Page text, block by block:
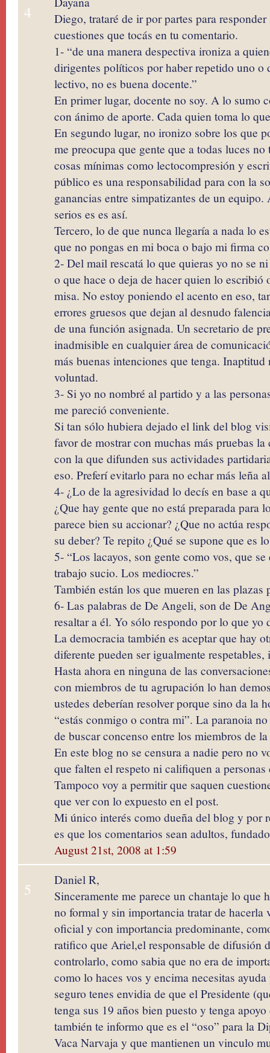
4
Diego, trataré de ir por partes para
cuestiones que tocás en tu comentario.
1- “de una manera despectiva ironiza a
dirigentes políticos por haber repetido uno o
lectivo, no es buena docente.”
En primer lugar, docente no soy. A lo sumo
con ánimo de aporte. Cada quien toma lo
En segundo lugar, no ironizo sobre los que
me preocupa que gente que a todas luces
cosas mínimas como lectocompresión y
público es una responsabilidad para con la
ganancias entre simpatizantes de un
serios es es así.
Tercero, lo de que nunca llegaría a nada lo
que no pongas en mi boca o bajo mi firma
2- Del mail rescatá lo que quieras yo no se
o que hace o deja de hacer quien lo
misa. No estoy poniendo el acento en eso,
errores gruesos que dejan al desnudo
de una función asignada. Un secretario de
inadmisible en cualquier área de
más buenas intenciones que tenga.
voluntad.
3- Si yo no nombré al partido y a las
me pareció conveniente.
Si tan sólo hubiera dejado el link del blog
favor de mostrar con muchas más pruebas
con la que difunden sus actividades
eso. Preferí evitarlo para no echar más leña
4- ¿Lo de la agresividad lo decís en base a
¿Que hay gente que no está preparada para
parece bien su accionar? ¿Que no actúa
su deber? Te repito ¿Qué se supone que es
5- “Los lacayos, son gente como vos, que se
trabajo sucio. Los mediocres.”
También están los que mueren en las
6- Las palabras de De Angeli, son de De
resaltar a él. Yo sólo respondo por lo que yo
La democracia también es aceptar que hay
diferente pueden ser igualmente
Hasta ahora en ninguna de las
con miembros de tu agrupación lo han
ustedes deberían resolver porque sino da la
“estás conmigo o contra mi”. La paranoia
de buscar concenso entre los miembros de
En este blog no se censura a nadie pero no
que falten el respeto ni califiquen a
Tampoco voy a permitir que saquen
que ver con lo expuesto en el post.
Mi único interés como dueña del blog y por
es que los comentarios sean adultos,
August 21st, 2008 at 1:59
5
Daniel R,
Sinceramente me parece un chantaje lo que
no formal y sin importancia tratar de hacerla
oficial y con importancia predominante,
ratifico que Ariel,el responsable de difusión
controlarlo, como sabia que no era de
como lo haces vos y encima necesitas
seguro tenes envidia de que el Presidente
tenga sus 19 años bien puesto y tenga
también te informo que es el “oso” para la
Vaca Narvaja y que mantienen un vinculo